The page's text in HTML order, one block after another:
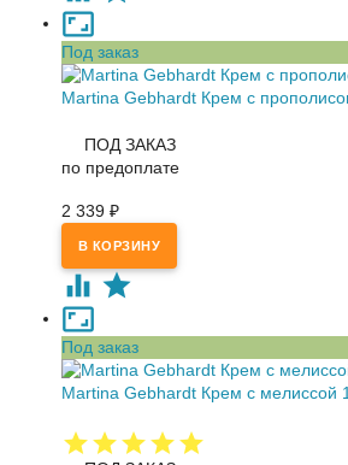
Под заказ
Martina Gebhardt Крем с
ПОД ЗАКАЗ
по предоплате
2 339 ₽
Под заказ
Martina Gebhardt Крем с мелиссой